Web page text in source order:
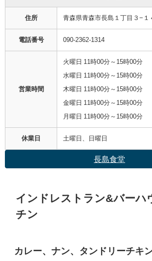
住所 青森県青森市長島１丁目３−１
電話番号 090-2362-1314
営業時間
火曜日 11時00分～15時00分
水曜日 11時00分～15時00分
木曜日 11時00分～15時00分
金曜日 11時00分～15時00分
月曜日 11時00分～15時00分
休業日 土曜日、日曜日
長島食堂
インドレストラン&バーハ
チン
カレー、ナン、タンドリーチキ